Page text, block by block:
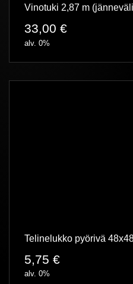
Vinotuki 2,87 m
33,00 €
alv. 0%
Telinelukko pyörivä
5,75 €
alv. 0%